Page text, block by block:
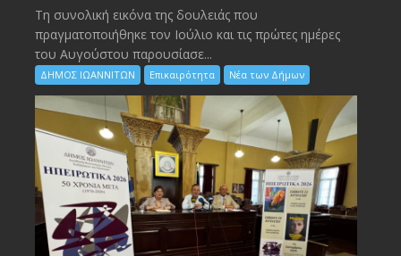
Τη συνολική εικόνα της δουλειάς που
πραγματοποιήθηκε τον Ιούλιο και τις πρώτες ημέρες
του Αυγούστου παρουσίασε...
ΔΗΜΟΣ ΙΩΑΝΝΙΤΩΝ Επικαιρότητα Νέα των Δήμων